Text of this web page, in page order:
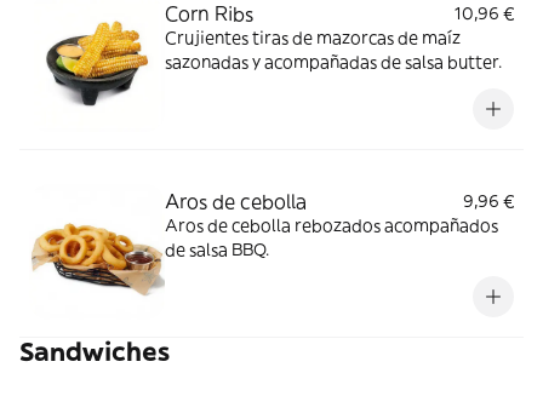
Corn Ribs
10,96 €
Crujientes tiras de mazorcas de maíz
sazonadas y acompañadas de salsa butter.
Aros de cebolla
9,96 €
Aros de cebolla rebozados acompañados
de salsa BBQ.
Sandwiches